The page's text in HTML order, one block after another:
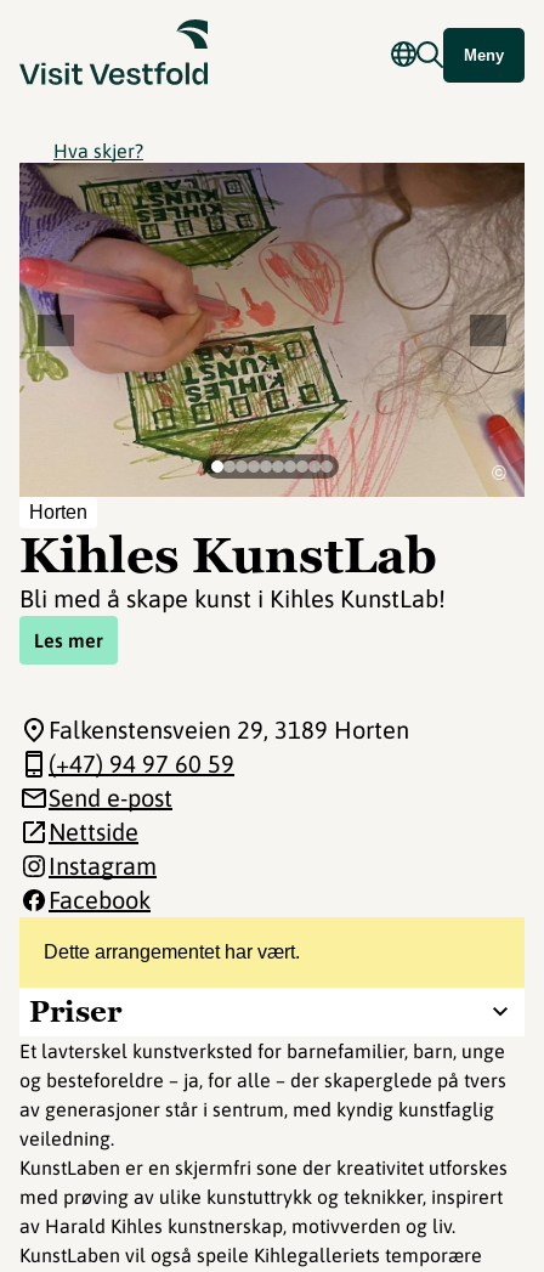
Meny
Hva skjer?
Horten
Kihles KunstLab
Bli med å skape kunst i Kihles KunstLab!
Les mer
©
Dette arrangementet har vært.
Priser
Et lavterskel kunstverksted for barnefamilier, barn, unge
og besteforeldre – ja, for alle – der skaperglede på tvers
av generasjoner står i sentrum, med kyndig kunstfaglig
veiledning.
KunstLaben er en skjermfri sone der kreativitet utforskes
med prøving av ulike kunstuttrykk og teknikker, inspirert
av Harald Kihles kunstnerskap, motivverden og liv.
KunstLaben vil også speile Kihlegalleriets temporære
Falkenstensveien 29, 3189 Horten
(+47) 94 97 60 59
Send e-post
Nettside
Instagram
Facebook